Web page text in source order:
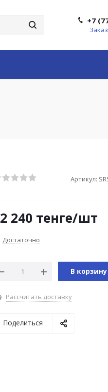
+7
Артикул:
240 тенге/шт
Достаточно
В корзину
Рассчитать доставку
Поделиться